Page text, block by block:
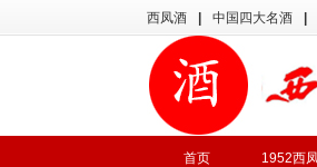
西凤酒 中国四大名酒
首页 1952西